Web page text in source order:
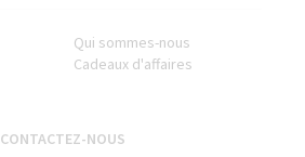
Qui sommes-nous
Cadeaux d'affaires
CONTACTEZ-NOUS